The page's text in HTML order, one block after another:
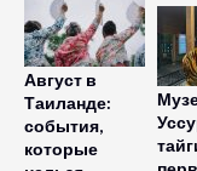
Август в
Таиланде:
события,
которые